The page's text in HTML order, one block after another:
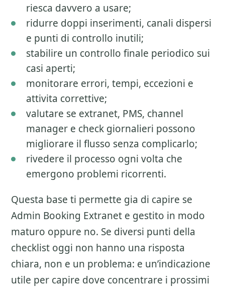
riesca davvero a usare;
ridurre doppi inserimenti, canali dispersi
e punti di controllo inutili;
stabilire un controllo finale periodico sui
casi aperti;
monitorare errori, tempi, eccezioni e
attivita correttive;
valutare se extranet, PMS, channel
manager e check giornalieri possono
migliorare il flusso senza complicarlo;
rivedere il processo ogni volta che
emergono problemi ricorrenti.
Questa base ti permette gia di capire se
Admin Booking Extranet e gestito in modo
maturo oppure no. Se diversi punti della
checklist oggi non hanno una risposta
chiara, non e un problema: e un’indicazione
utile per capire dove concentrare i prossimi